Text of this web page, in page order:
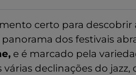
certo para descobrir
panorama dos festivais
e é marcado pela
várias declinações do